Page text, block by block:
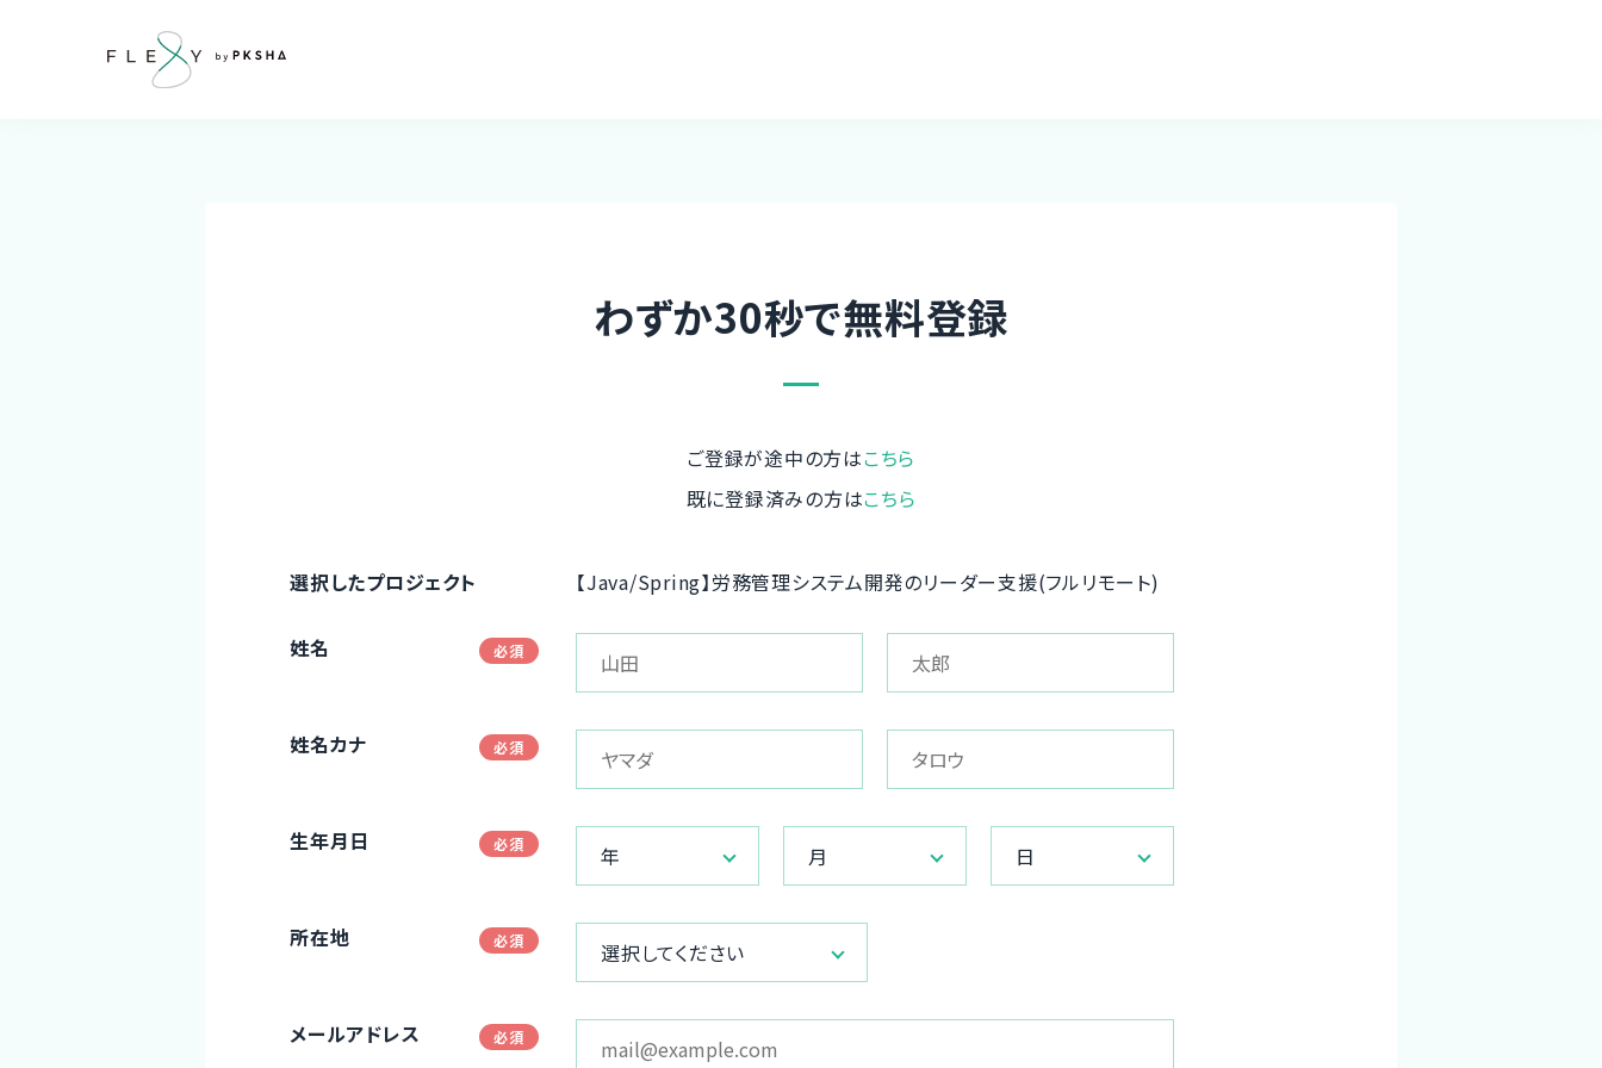
わずか30秒で無料登録
ご登録が途中の方はこちら
既に登録済みの方はこちら
選択したプロジェクト 【Java/Spring】労務管理システム開発のリーダー支援(フルリモート)
姓名
姓名カナ
生年月日
年 月 日
所在地
選択してください
メールアドレス